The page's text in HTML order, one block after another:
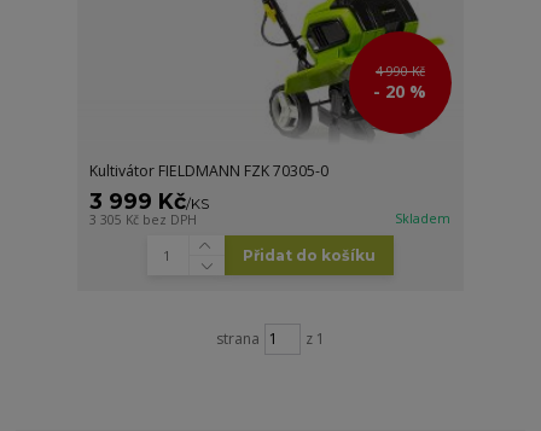
4 990 Kč
- 20 %
Kultivátor FIELDMANN FZK 70305-0
3 999 Kč/KS
3 305 Kč bez DPH Skladem
Přidat do košíku
strana z 1